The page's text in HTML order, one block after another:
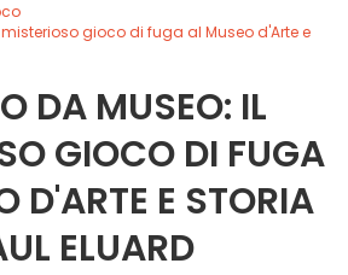
gioco di fuga al Museo d'Arte e
DA MUSEO: IL
GIOCO DI FUGA
D'ARTE E STORIA
ELUARD